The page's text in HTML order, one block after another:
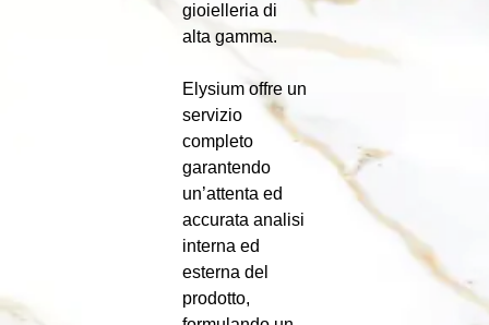
gioielleria di
alta gamma.
Elysium offre un
servizio
completo
garantendo
un’attenta ed
accurata analisi
interna ed
esterna del
prodotto,